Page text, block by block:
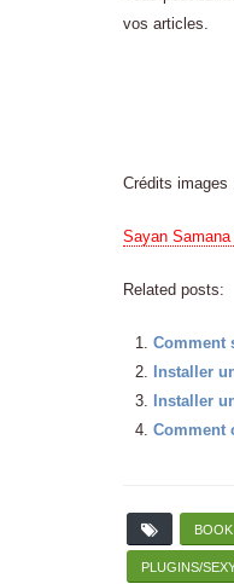
vos articles.
Crédits images
Sayan
Related posts:
Comment
Installer
Installer
Comment
PLUGINS/